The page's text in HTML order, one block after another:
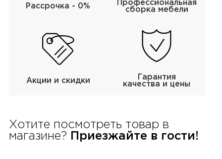
Рассрочка - 0%
Профессиональная
сборка мебели
Акции и скидки
Гарантия
качества и цены
Хотите посмотреть товар в
магазине? Приезжайте в гости!